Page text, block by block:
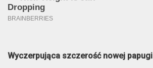
Wyczerpująca szczerość nowej papugi